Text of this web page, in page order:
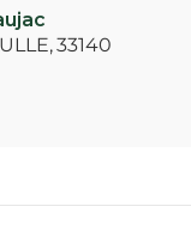
33140